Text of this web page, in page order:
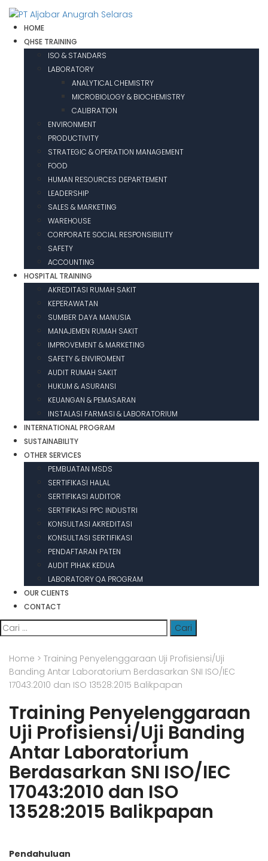
HOME
QHSE TRAINING
ISO & STANDARS
LABORATORY
ANALYTICAL CHEMISTRY
MICROBIOLOGY & BIOCHEMISTRY
CALIBRATION
ENVIRONMENT
PRODUCTIVITY
STRATEGIC & OPERATION MANAGEMENT
FOOD
HUMAN RESOURCES DEPARTEMENT
LEADERSHIP
SALES & MARKETING
WAREHOUSE
CORPORATE SOCIAL RESPONSIBILITY
SAFETY
ACCOUNTING
HOSPITAL TRAINING
AKREDITASI RUMAH SAKIT
KEPERAWATAN
SUMBER DAYA MANUSIA
MANAJEMEN RUMAH SAKIT
IMPROVEMENT & MARKETING
SAFETY & ENVIROMENT
AUDIT RUMAH SAKIT
HUKUM & ASURANSI
KEUANGAN & PEMASARAN
INSTALASI FARMASI & LABORATORIUM
INTERNATIONAL PROGRAM
SUSTAINABILITY
OTHER SERVICES
PEMBUATAN MSDS
SERTIFIKASI HALAL
SERTIFIKASI AUDITOR
SERTIFIKASI PPC INDUSTRI
KONSULTASI AKREDITASI
KONSULTASI SERTIFIKASI
PENDAFTARAN PATEN
AUDIT PIHAK KEDUA
LABORATORY QA PROGRAM
OUR CLIENTS
CONTACT
Cari
untuk:
Home > Training Penyelenggaraan Uji Profisiensi/Uji
Banding Antar Laboratorium Berdasarkan SNI ISO/IEC
17043:2010 dan ISO 13528:2015 Balikpapan
Training Penyelenggaraan
Uji Profisiensi/Uji Banding
Antar Laboratorium
Berdasarkan SNI ISO/IEC
17043:2010 dan ISO
13528:2015 Balikpapan
Pendahuluan